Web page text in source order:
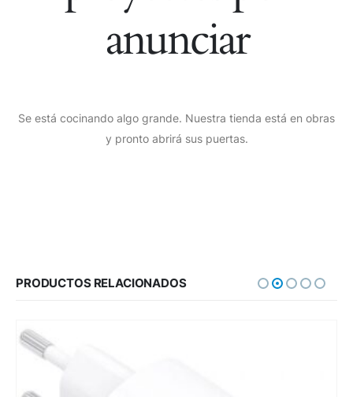
anunciar
Se está cocinando algo grande. Nuestra tienda está en obras
y pronto abrirá sus puertas.
PRODUCTOS RELACIONADOS